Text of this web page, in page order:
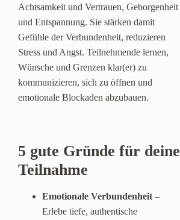
Achtsamkeit und Vertrauen, Geborgenheit
und Entspannung. Sie stärken damit
Gefühle der Verbundenheit, reduzieren
Stress und Angst. Teilnehmende lernen,
Wünsche und Grenzen klar(er) zu
kommunizieren, sich zu öffnen und
emotionale Blockaden abzubauen.
5 gute Gründe für deine
Teilnahme
Emotionale Verbundenheit –
Erlebe tiefe, authentische